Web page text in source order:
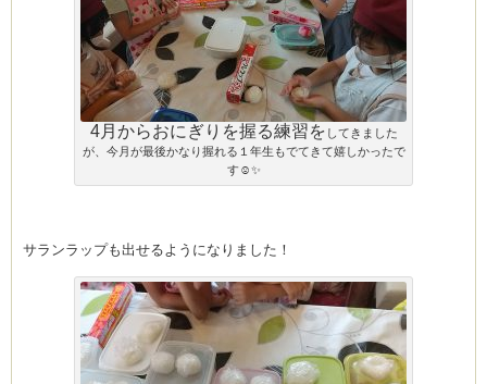
4月からおにぎりを握る練習を してきました
が、今月が最後かなり握れる１年生もでてきて嬉しかったで
す☺️✨
サランラップも出せるようになりました！